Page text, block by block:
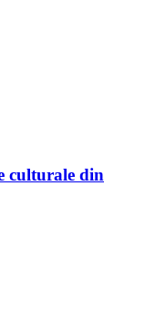
culturale din